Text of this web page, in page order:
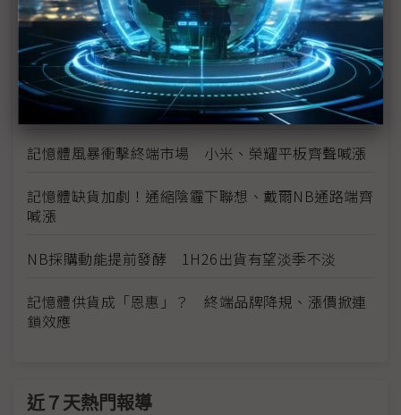
AI產能排擠效應顯現 遊戲主機、PC與手機將一同變
貴？
台灣手機2026出貨欲好不易 記憶體風暴加劇品牌市
佔震盪
記憶體風暴衝擊終端市場 小米、榮耀平板齊聲喊漲
記憶體缺貨加劇！通縮陰霾下聯想、戴爾NB通路端齊
喊漲
NB採購動能提前發酵 1H26出貨有望淡季不淡
記憶體供貨成「恩惠」？ 終端品牌降規、漲價掀連
鎖效應
近７天熱門報導